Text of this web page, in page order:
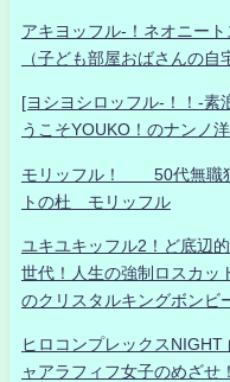
アキヨッフル-！ネオニー
（子ども部屋おばさんの自
[ヨシヨシロッフル-！！-素
うこそYOUKO！のナンノ
モリッフル！ 50代無職独
トの杜 モリッフル
ユキユキッフル2！ど底辺
世代！人生の強制ロスカッ
のクリスタルキングボンビ
ヒロコンプレックス
ャアラフィフ女子のめざせ